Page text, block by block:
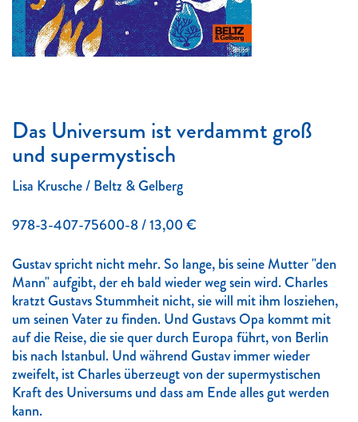
Das Universum ist verdammt groß
und supermystisch
Lisa Krusche / Beltz & Gelberg
978-3-407-75600-8 / 13,00 €
Gustav spricht nicht mehr. So lange, bis seine Mutter "den
Mann" aufgibt, der eh bald wieder weg sein wird. Charles
kratzt Gustavs Stummheit nicht, sie will mit ihm losziehen,
um seinen Vater zu finden. Und Gustavs Opa kommt mit
auf die Reise, die sie quer durch Europa führt, von Berlin
bis nach Istanbul. Und während Gustav immer wieder
zweifelt, ist Charles überzeugt von der supermystischen
Kraft des Universums und dass am Ende alles gut werden
kann.